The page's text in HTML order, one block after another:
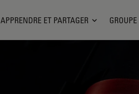
APPRENDRE ET PARTAGER GROUPE